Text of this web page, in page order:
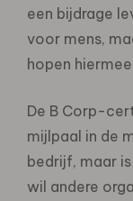
een bijdrage
voor mens,
hopen
De B Corp-
mijlpaal in de
bedrijf, maar
wil andere